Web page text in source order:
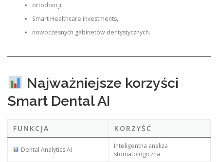
ortodoncji,
Smart Healthcare investments,
nowoczesnych gabinetów dentystycznych.
Najważniejsze korzyści
Smart Dental AI
FUNKCJA KORZYŚĆ
Dental Analytics AI
Inteligentna analiza
stomatologiczna